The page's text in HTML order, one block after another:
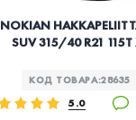
NOKIAN
SUV 315/40 R21 115T
КОД ТОВАРА:28635
5.0